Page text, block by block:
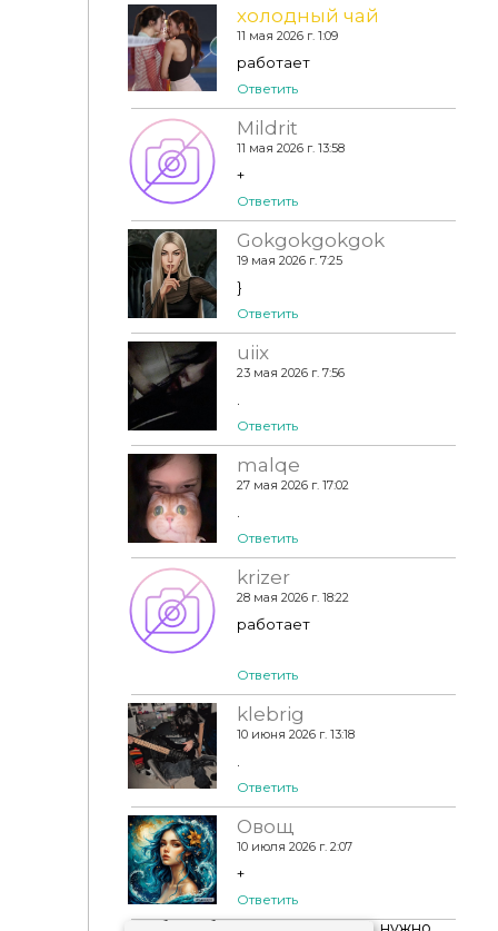
холодный чай
11 мая 2026 г. 1:09
работает
Ответить
Mildrit
11 мая 2026 г. 13:58
+
Ответить
Gokgokgokgok
19 мая 2026 г. 7:25
}
Ответить
uiix
23 мая 2026 г. 7:56
Ответить
malqe
27 мая 2026 г. 17:02
Ответить
krizer
28 мая 2026 г. 18:22
работает
Ответить
klebrig
10 июня 2026 г. 13:18
Ответить
Овощ
10 июля 2026 г. 2:07
+
Ответить